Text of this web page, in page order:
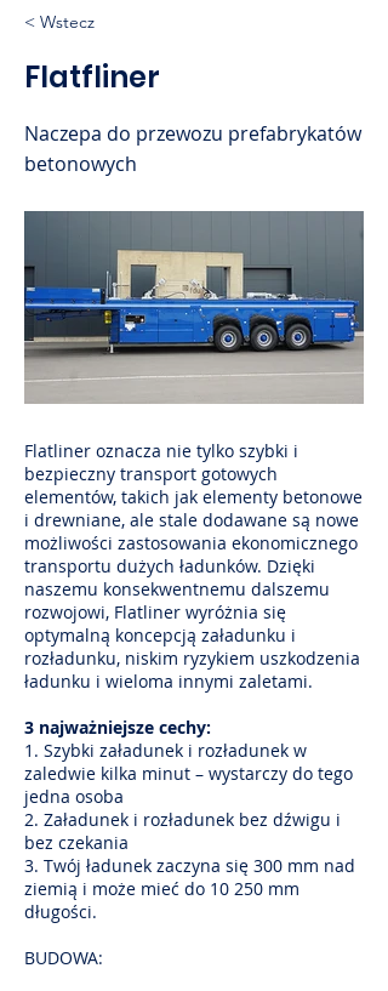
< Wstecz
Flatfliner
Naczepa do przewozu prefabrykatów
betonowych
Flatliner oznacza nie tylko szybki i
bezpieczny transport gotowych
elementów, takich jak elementy betonowe
i drewniane, ale stale dodawane są nowe
możliwości zastosowania ekonomicznego
transportu dużych ładunków. Dzięki
naszemu konsekwentnemu dalszemu
rozwojowi, Flatliner wyróżnia się
optymalną koncepcją załadunku i
rozładunku, niskim ryzykiem uszkodzenia
ładunku i wieloma innymi zaletami.
3 najważniejsze cechy:
1. Szybki załadunek i rozładunek w
zaledwie kilka minut – wystarczy do tego
jedna osoba
2. Załadunek i rozładunek bez dźwigu i
bez czekania
3. Twój ładunek zaczyna się 300 mm nad
ziemią i może mieć do 10 250 mm
długości.
BUDOWA: